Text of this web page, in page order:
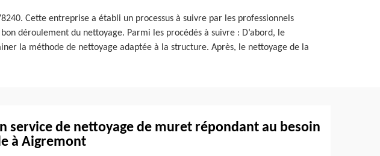
Cette entreprise a établi un processus à suivre par les professionnels
déroulement du nettoyage. Parmi les procédés à suivre : D’abord, le
la méthode de nettoyage adaptée à la structure. Après, le nettoyage de la
service de nettoyage de muret répondant au besoin
à Aigremont